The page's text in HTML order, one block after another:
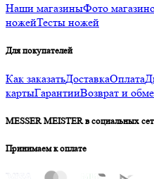
Наши магазиныФото
ножейТесты ножей
Для покупателей
Как заказатьДоставкаОплата
картыГарантииВозврат и
MESSER MEISTER в социальных
Принимаем к оплате